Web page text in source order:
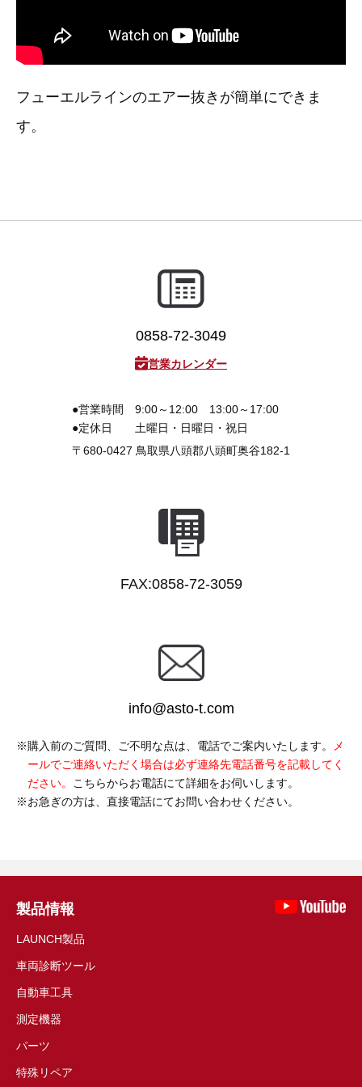
フューエルラインのエアー抜きが簡単にできま
す。
0858-72-3049
営業カレンダー
●営業時間
9:00～12:00 13:00～17:00
●定休日
土曜日・日曜日・祝日
〒680-0427 鳥取県八頭郡八頭町奥谷182-1
FAX:0858-72-3059
info@asto-t.com
購入前のご質問、ご不明な点は、電話でご案内いたします。
メ
ールでご連絡いただく場合は必ず連絡先電話番号を記載してく
ださい。
こちらからお電話にて詳細をお伺いします。
お急ぎの方は、直接電話にてお問い合わせください。
製品情報
LAUNCH製品
車両診断ツール
自動車工具
測定機器
パーツ
特殊リペア